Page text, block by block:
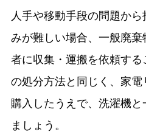
人手や移動手段の問題か
みが難しい場合、一般廃
者に収集・運搬を依頼す
の処分方法と同じく、家
購入したうえで、洗濯機
ましょう。